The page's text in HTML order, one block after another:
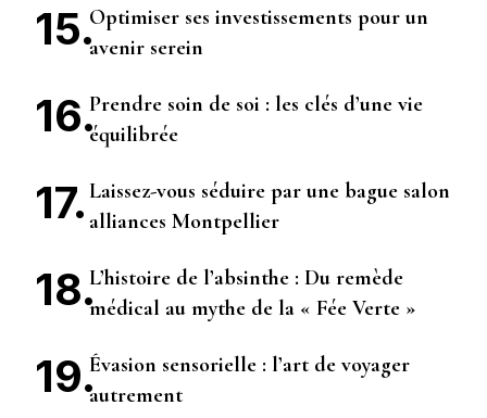
Optimiser ses investissements pour un
avenir serein
Prendre soin de soi : les clés d’une vie
équilibrée
Laissez-vous séduire par une bague salon
alliances Montpellier
L’histoire de l’absinthe : Du remède
médical au mythe de la « Fée Verte »
Évasion sensorielle : l’art de voyager
autrement